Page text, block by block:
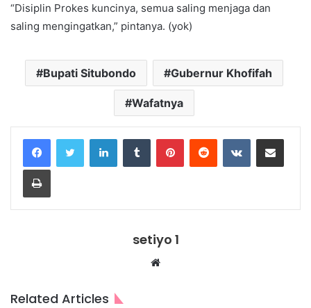
“Disiplin Prokes kuncinya, semua saling menjaga dan
saling mengingatkan,” pintanya. (yok)
Bupati Situbondo Gubernur Khofifah
Wafatnya
LinkedInTumblr PinterestReddit VKontakteShare via Email
Print
setiyo 1
Website
Related Articles